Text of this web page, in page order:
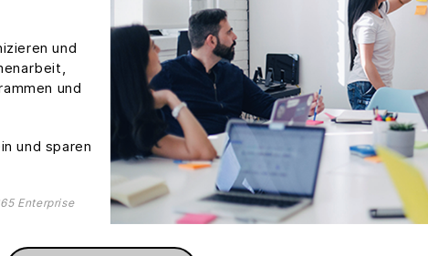
und
und
und sparen
Enterprise